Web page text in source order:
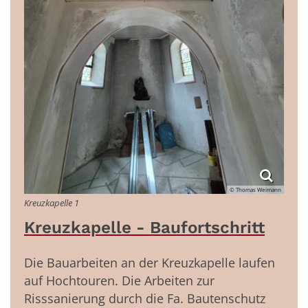
© Thomas Weimann
Kreuzkapelle 1
Kreuzkapelle - Baufortschritt
Die Bauarbeiten an der Kreuzkapelle laufen
auf Hochtouren. Die Arbeiten zur
Risssanierung durch die Fa. Bautenschutz